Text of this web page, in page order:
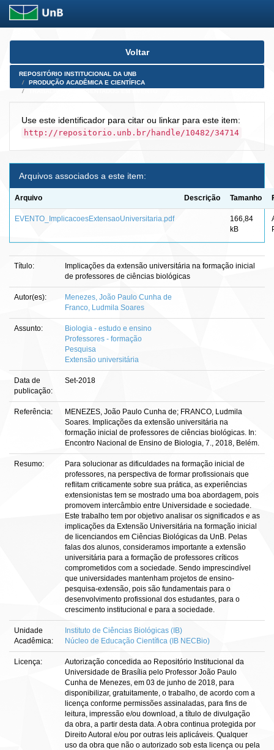
Skip
Voltar
REPOSITÓRIO INSTITUCIONAL DA UNB
PRODUÇÃO ACADÊMICA E CIENTÍFICA
Use este identificador para citar ou linkar para este item:
http://repositorio.unb.br/handle/10482/34714
Arquivos associados a este item:
Arquivo Descrição Tamanho
EVENTO_ImplicacoesExtensaoUniversitaria.pdf
166,84
kB
Título:
Implicações da extensão universitária na formação inicial
de professores de ciências biológicas
Autor(es):
Menezes, João Paulo Cunha de
Franco, Ludmila Soares
Assunto:
Biologia - estudo e ensino
Professores - formação
Pesquisa
Extensão universitária
Data de
publicação:
Set-2018
Referência:
MENEZES, João Paulo Cunha de; FRANCO, Ludmila
Soares. Implicações da extensão universitária na
formação inicial de professores de ciências biológicas. In:
Encontro Nacional de Ensino de Biologia, 7., 2018, Belém.
Resumo:
Para solucionar as dificuldades na formação inicial de
professores, na perspectiva de formar profissionais que
reflitam criticamente sobre sua prática, as experiências
extensionistas tem se mostrado uma boa abordagem, pois
promovem intercâmbio entre Universidade e sociedade.
Este trabalho tem por objetivo analisar os significados e as
implicações da Extensão Universitária na formação inicial
de licenciandos em Ciências Biológicas da UnB. Pelas
falas dos alunos, consideramos importante a extensão
universitária para a formação de professores críticos
comprometidos com a sociedade. Sendo imprescindível
que universidades mantenham projetos de ensino-
pesquisa-extensão, pois são fundamentais para o
desenvolvimento profissional dos estudantes, para o
crescimento institucional e para a sociedade.
Unidade
Acadêmica:
Instituto de Ciências Biológicas (IB)
Núcleo de Educação Científica (IB NECBio)
Licença:
Autorização concedida ao Repositório Institucional da
Universidade de Brasília pelo Professor João Paulo
Cunha de Menezes, em 03 de junho de 2018, para
disponibilizar, gratuitamente, o trabalho, de acordo com a
licença conforme permissões assinaladas, para fins de
leitura, impressão e/ou download, a título de divulgação
da obra, a partir desta data. A obra continua protegida por
Direito Autoral e/ou por outras leis aplicáveis. Qualquer
uso da obra que não o autorizado sob esta licença ou pela